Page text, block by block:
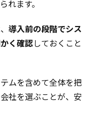
れます。
導入前の段階でシス
く確認しておくこと
ムを含めて全体を把
社を選ぶことが、安